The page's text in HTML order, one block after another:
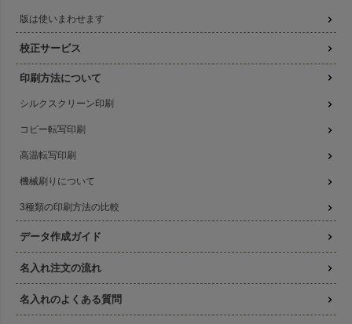
版は使いまわせます
校正サービス
印刷方法について
シルクスクリーン印刷
コピー転写印刷
高温転写印刷
機械刷りについて
3種類の印刷方法の比較
データ作成ガイド
名入れ注文の流れ
名入れのよくある質問